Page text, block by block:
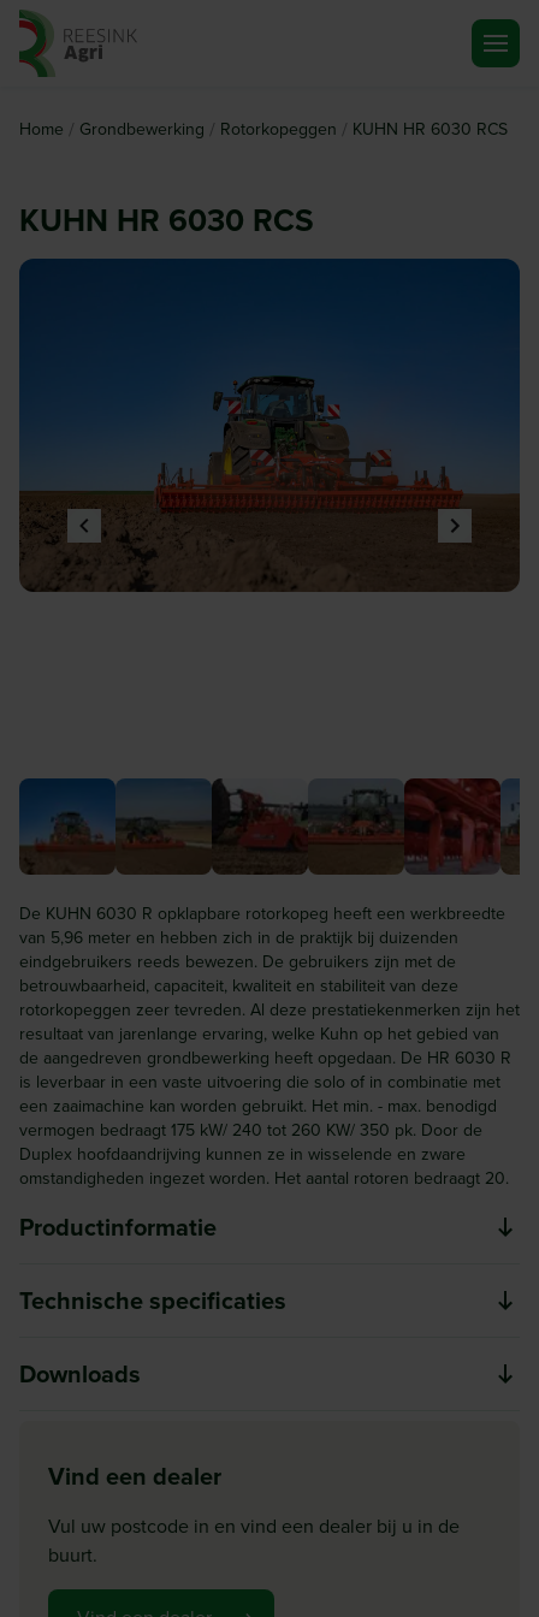
Home / Grondbewerking / Rotorkopeggen / KUHN HR 6030 RCS
KUHN HR 6030 RCS
De KUHN 6030 R opklapbare rotorkopeg heeft een werkbreedte
van 5,96 meter en hebben zich in de praktijk bij duizenden
eindgebruikers reeds bewezen. De gebruikers zijn met de
betrouwbaarheid, capaciteit, kwaliteit en stabiliteit van deze
rotorkopeggen zeer tevreden. Al deze prestatiekenmerken zijn het
resultaat van jarenlange ervaring, welke Kuhn op het gebied van
de aangedreven grondbewerking heeft opgedaan. De HR 6030 R
is leverbaar in een vaste uitvoering die solo of in combinatie met
een zaaimachine kan worden gebruikt. Het min. - max. benodigd
vermogen bedraagt 175 kW/ 240 tot 260 KW/ 350 pk. Door de
Duplex hoofdaandrijving kunnen ze in wisselende en zware
omstandigheden ingezet worden. Het aantal rotoren bedraagt 20.
Productinformatie
eenvormige kieming en ontwikkeling van het gewas als
een goed eindresultaat bij de verkruimeling, het egaliseren
beïnvloeden. KUHN biedt een ruime keuze aan
werkbreedtes, uitvoeringen, tanden, andere toebehoren en
tandwielen en verkrijgbare rollen.
Technische specificaties
Werkbreedte (m)
6
Opklapbaar
Aandrijving (RPM)
1000
Benodigd vermogen kw
Downloads
HR HRB serie
Vind een dealer
Vul uw postcode in en vind een dealer bij u in de
buurt.